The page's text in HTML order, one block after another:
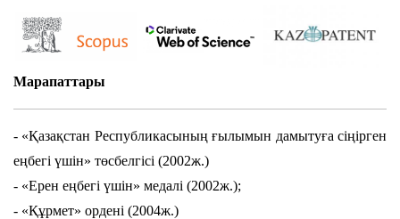
Марапаттары
- «Қазақстан Республикасының ғылымын дамытуға сіңірген
еңбегі үшін» төсбелгісі (2002ж.)
- «Ерен еңбегі үшін» медалі (2002ж.);
- «Құрмет» ордені (2004ж.)